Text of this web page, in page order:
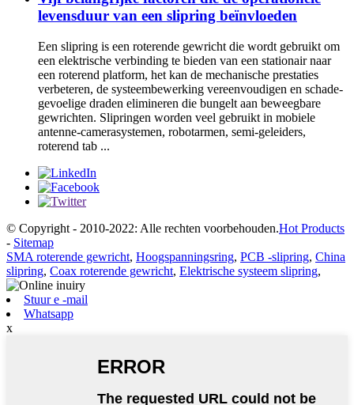
levensduur van een slipring beïnvloeden
Een slipring is een roterende gewricht die wordt gebruikt om
een ​​elektrische verbinding te bieden van een stationair naar
een roterend platform, het kan de mechanische prestaties
verbeteren, de systeembewerking vereenvoudigen en schade-
gevoelige draden elimineren die bungelt aan beweegbare
gewrichten. Slipringen worden veel gebruikt in mobiele
antenne-camerasystemen, robotarmen, semi-geleiders,
roterend tab ...
© Copyright - 2010-2022: Alle rechten voorbehouden.Hot Products
- Sitemap
SMA roterende gewricht, Hoogspanningsring, PCB -slipring, China
slipring, Coax roterende gewricht, Elektrische systeem slipring,
Stuur e -mail
Whatsapp
x